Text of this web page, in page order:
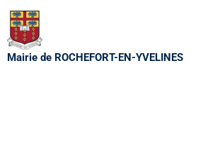
Aller
au
contenu
Mairie de ROCHEFORT-EN-YVELINES